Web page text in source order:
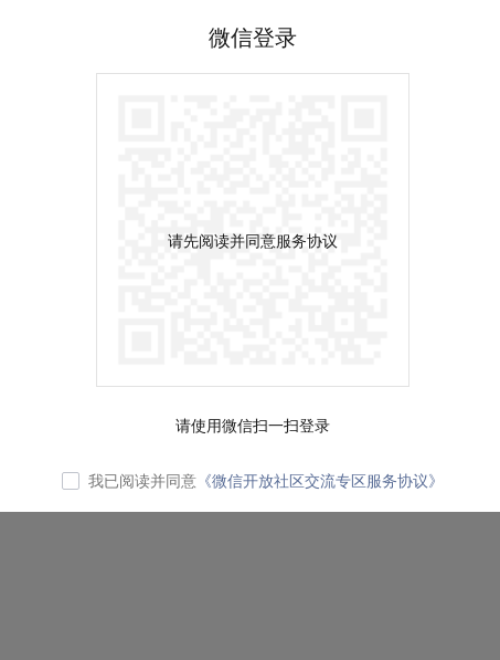
微信登录
请先阅读并同意服务协议
请使用微信扫一扫登录
我已阅读并同意 《微信开放社区交流专区服务协议》